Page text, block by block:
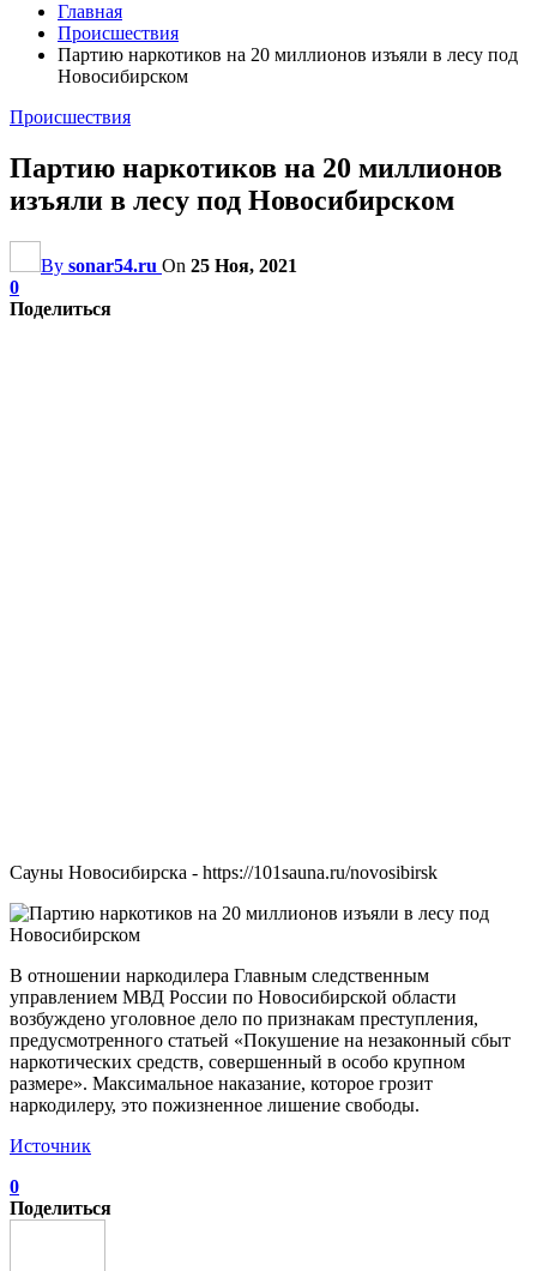
Главная
Происшествия
Партию наркотиков на 20 миллионов изъяли в лесу под
Новосибирском
Происшествия
Партию наркотиков на 20 миллионов
изъяли в лесу под Новосибирском
By sonar54.ru On 25 Ноя, 2021
0
Поделиться
Сауны Новосибирска - https://101sauna.ru/novosibirsk
В отношении наркодилера Главным следственным
управлением МВД России по Новосибирской области
возбуждено уголовное дело по признакам преступления,
предусмотренного статьей «Покушение на незаконный сбыт
наркотических средств, совершенный в особо крупном
размере». Максимальное наказание, которое грозит
наркодилеру, это пожизненное лишение свободы.
Источник
0
Поделиться